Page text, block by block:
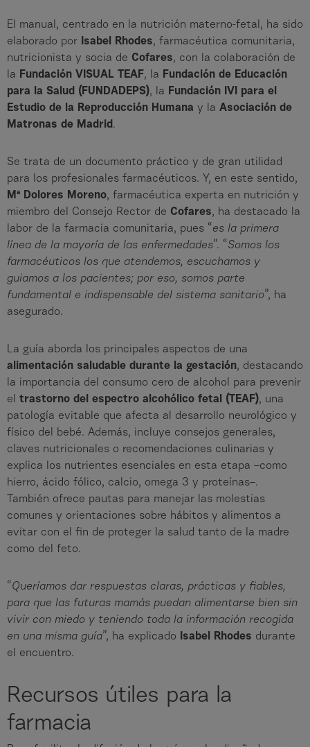
El manual, centrado en la nutrición materno-fetal, ha sido
elaborado por
Isabel Rhodes, farmacéutica comunitaria,
nutricionista y socia de Cofares, con la colaboración de
la Fundación VISUAL TEAF, la Fundación de Educación
para la Salud (FUNDADEPS), la Fundación IVI para el
Estudio de la Reproducción Humana y la Asociación de
Matronas de Madrid .
Se trata de un documento práctico y de gran utilidad
para los profesionales farmacéuticos. Y, en este sentido,
Mª Dolores Moreno, farmacéutica experta en nutrición y
miembro del Consejo Rector de Cofares, ha destacado la
labor de la farmacia comunitaria, pues “es la primera
línea de la mayoría de las enfermedades”. “Somos los
farmacéuticos los que atendemos, escuchamos y
guiamos a los pacientes; por eso, somos parte
fundamental e indispensable del sistema sanitario”, ha
asegurado.
La guía aborda los principales aspectos de una
alimentación saludable durante la gestación, destacando
la importancia del consumo cero de alcohol para prevenir
el trastorno del espectro alcohólico fetal (TEAF), una
patología evitable que afecta al desarrollo neurológico y
físico del bebé. Además, incluye consejos generales,
claves nutricionales o recomendaciones culinarias y
explica los nutrientes esenciales en esta etapa –como
hierro, ácido fólico, calcio, omega 3 y proteínas–.
También ofrece pautas para manejar las molestias
comunes y orientaciones sobre hábitos y alimentos a
evitar con el fin de proteger la salud tanto de la madre
como del feto.
“Queríamos dar respuestas claras, prácticas y fiables,
para que las futuras mamás puedan alimentarse bien sin
vivir con miedo y teniendo toda la información recogida
en una misma guía”, ha explicado Isabel Rhodes durante
el encuentro.
Recursos útiles para la
farmacia